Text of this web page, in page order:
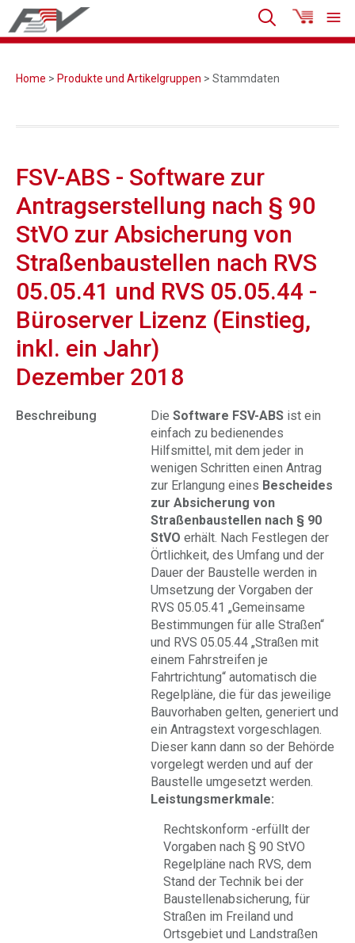
Home > Produkte und Artikelgruppen > Stammdaten
FSV-ABS - Software zur
Antragserstellung nach § 90
StVO zur Absicherung von
Straßenbaustellen nach RVS
05.05.41 und RVS 05.05.44 -
Büroserver Lizenz (Einstieg,
inkl. ein Jahr)
Dezember 2018
Beschreibung Die Software FSV-ABS ist ein
einfach zu bedienendes
Hilfsmittel, mit dem jeder in
wenigen Schritten einen Antrag
zur Erlangung eines Bescheides
zur Absicherung von
Straßenbaustellen nach § 90
StVO erhält. Nach Festlegen der
Örtlichkeit, des Umfang und der
Dauer der Baustelle werden in
Umsetzung der Vorgaben der
RVS 05.05.41 „Gemeinsame
Bestimmungen für alle Straßen“
und RVS 05.05.44 „Straßen mit
einem Fahrstreifen je
Fahrtrichtung“ automatisch die
Regelpläne, die für das jeweilige
Bauvorhaben gelten, generiert und
ein Antragstext vorgeschlagen.
Dieser kann dann so der Behörde
vorgelegt werden und auf der
Baustelle umgesetzt werden.
Leistungsmerkmale:
Rechtskonform -erfüllt der
Vorgaben nach § 90 StVO
Regelpläne nach RVS, dem
Stand der Technik bei der
Baustellenabsicherung, für
Straßen im Freiland und
Ortsgebiet und Landstraßen